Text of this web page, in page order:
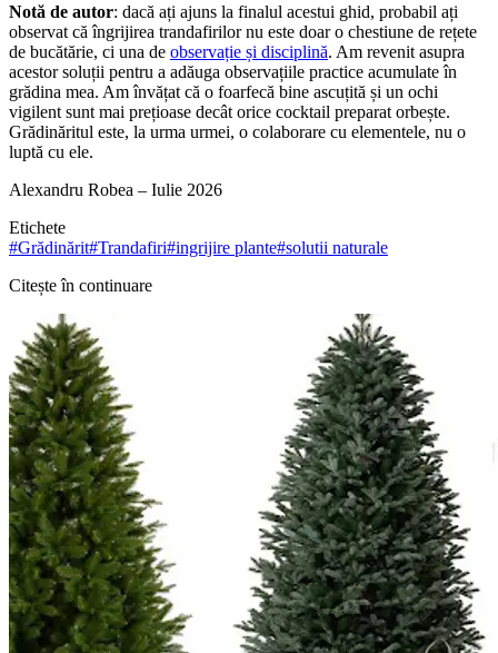
Notă de autor: dacă ați ajuns la finalul acestui ghid, probabil ați
observat că îngrijirea trandafirilor nu este doar o chestiune de rețete
de bucătărie, ci una de observație și disciplină. Am revenit asupra
acestor soluții pentru a adăuga observațiile practice acumulate în
grădina mea. Am învățat că o foarfecă bine ascuțită și un ochi
vigilent sunt mai prețioase decât orice cocktail preparat orbește.
Grădinăritul este, la urma urmei, o colaborare cu elementele, nu o
luptă cu ele.
Alexandru Robea – Iulie 2026
Etichete
#Grădinărit#Trandafiri#ingrijire plante#solutii naturale
Citește în continuare